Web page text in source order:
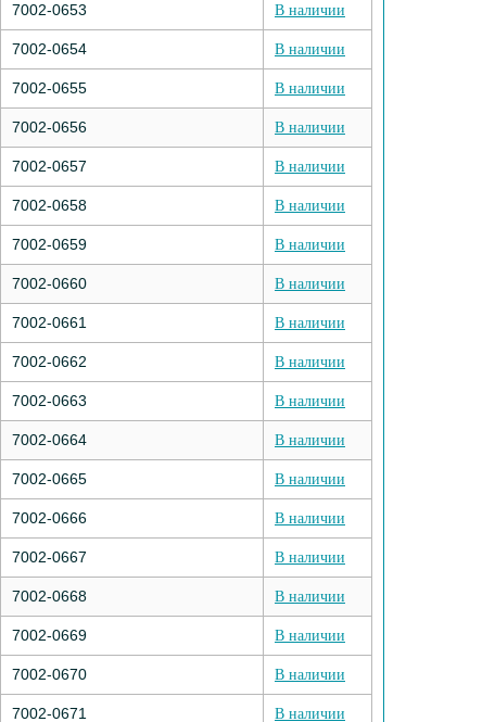
7002-0653 В наличии
7002-0654 В наличии
7002-0655 В наличии
7002-0656 В наличии
7002-0657 В наличии
7002-0658 В наличии
7002-0659 В наличии
7002-0660 В наличии
7002-0661 В наличии
7002-0662 В наличии
7002-0663 В наличии
7002-0664 В наличии
7002-0665 В наличии
7002-0666 В наличии
7002-0667 В наличии
7002-0668 В наличии
7002-0669 В наличии
7002-0670 В наличии
7002-0671 В наличии